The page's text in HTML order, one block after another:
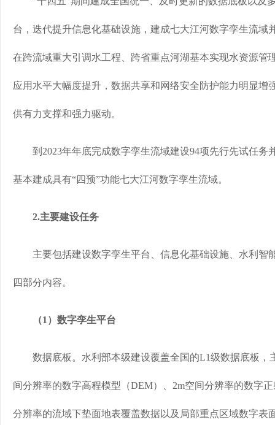
台，迭代提升信息化基础设施，建成七大江河数字孪生流域
在跨流域重大引调水工程、跨省重点河湖基本实现水资源管
应用水平大幅度提升，数据共享和网络安全防护能力明显增
供有力支撑和强力驱动。
到2023年年底完成数字孪生流域建设94项先行先试任务
基本建成具有“四预”功能七大江河数字孪生流域。
2.主要建设任务
主要包括建设数字孪生平台、信息化基础设施、水利智
四部分内容。
（1）数字孪生平台
数据底板。水利部本级建设覆盖全国的L1级数据底板，
间分辨率的数字高程模型（DEM）、2m空间分辨率的数字
分辨率的流域下垫面地表覆盖数据以及局部重点区域数字表